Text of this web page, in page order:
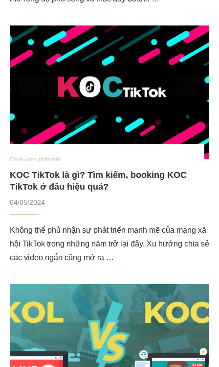
Chưa được phân loại
KOC TikTok là gì? Tìm kiếm, booking KOC
TikTok ở đâu hiệu quả?
04/05/2024
Không thể phủ nhận sự phát triển mạnh mẽ của mạng xã
hội TikTok trong những năm trở lại đây. Xu hướng chia sẻ
các video ngắn cũng mở ra …